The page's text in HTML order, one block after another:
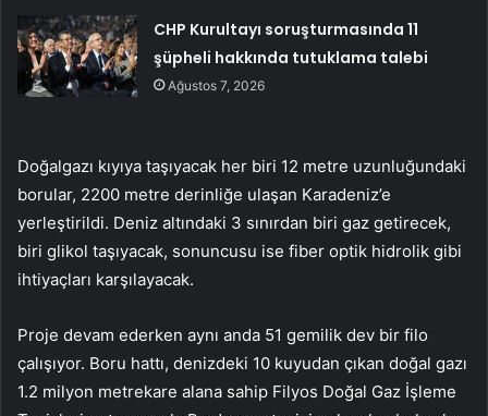
CHP Kurultayı soruşturmasında 11
şüpheli hakkında tutuklama talebi
Ağustos 7, 2026
Doğalgazı kıyıya taşıyacak her biri 12 metre uzunluğundaki
borular, 2200 metre derinliğe ulaşan Karadeniz’e
yerleştirildi. Deniz altındaki 3 sınırdan biri gaz getirecek,
biri glikol taşıyacak, sonuncusu ise fiber optik hidrolik gibi
ihtiyaçları karşılayacak.
Proje devam ederken aynı anda 51 gemilik dev bir filo
çalışıyor. Boru hattı, denizdeki 10 kuyudan çıkan doğal gazı
1.2 milyon metrekare alana sahip Filyos Doğal Gaz İşleme